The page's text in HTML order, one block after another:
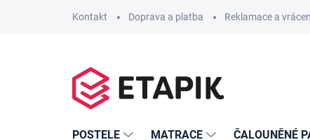
Kontakt Doprava a platba Reklamace a
POSTELE MATRACE ČALOUNĚNÉ